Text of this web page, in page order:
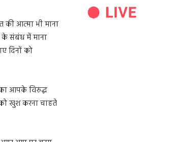
की आत्मा भी माना
के संबंध में माना
दिनों को
आपके विरुद्ध
खुश करना चाहते